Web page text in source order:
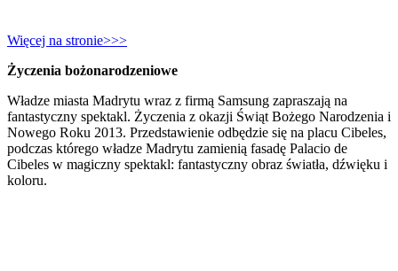
Więcej na stronie>>>
Życzenia bożonarodzeniowe
Władze miasta Madrytu wraz z firmą Samsung zapraszają na
fantastyczny spektakl. Życzenia z okazji Świąt Bożego Narodzenia i
Nowego Roku 2013. Przedstawienie odbędzie się na placu Cibeles,
podczas którego władze Madrytu zamienią fasadę Palacio de
Cibeles w magiczny spektakl: fantastyczny obraz światła, dźwięku i
koloru.